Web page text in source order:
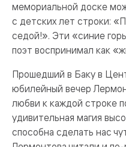
мемориальной доске
с детских лет строки:
седой!». Эти «синие
поэт воспринимал как
Прошедший в Баку в
юбилейный вечер
любви к каждой строке
удивительная магия
способна сделать нас